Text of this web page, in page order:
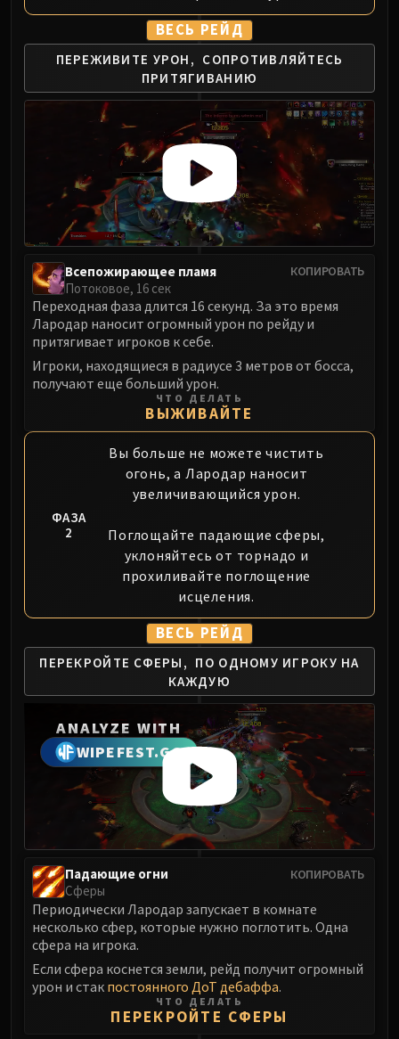
ВЕСЬ РЕЙД
ПЕРЕЖИВИТЕ УРОН, СОПРОТИВЛЯЙТЕСЬ
ПРИТЯГИВАНИЮ
КОПИРОВАТЬ
Всепожирающее пламя
Потоковое, 16 сек
Переходная фаза длится 16 секунд. За это время
Лародар наносит огромный урон по рейду и
притягивает игроков к себе.
Игроки, находящиеся в радиусе 3 метров от босса,
получают еще больший урон.
ЧТО ДЕЛАТЬ
ВЫЖИВАЙТЕ
ФАЗА
2
Вы больше не можете чистить
огонь, а Лародар наносит
увеличивающийся урон.
Поглощайте падающие сферы,
уклоняйтесь от торнадо и
прохиливайте поглощение
исцеления.
ВЕСЬ РЕЙД
ПЕРЕКРОЙТЕ СФЕРЫ, ПО ОДНОМУ ИГРОКУ НА
КАЖДУЮ
ANALYZE WITH
WIPEFEST.GG
КОПИРОВАТЬ
Падающие огни
Сферы
Периодически Лародар запускает в комнате
несколько сфер, которые нужно поглотить. Одна
сфера на игрока.
Если сфера коснется земли, рейд получит огромный
урон и стак постоянного ДоТ дебаффа.
ЧТО ДЕЛАТЬ
ПЕРЕКРОЙТЕ СФЕРЫ